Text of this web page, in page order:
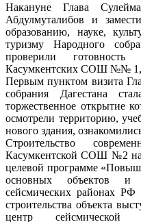
Накануне Глава
Абдулмуталибов и
образованию, науке,
туризму Народного
проверили
Касумкентских СОШ №№
Первым пунктом визита
собрания Дагестана
торжественное открытие
осмотрели территорию,
нового здания,
Строительство
Касумкентской СОШ №2 на
целевой программе
основных объектов и
сейсмических районах РФ
строительства объекта
центр сейсмической